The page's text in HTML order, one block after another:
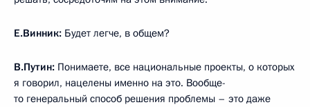
Е.Винник: Будет легче, в общем?
В.Путин: Понимаете, все национальные проекты, о которых
я говорил, нацелены именно на это. Вообще-
то генеральный способ решения проблемы – это даже